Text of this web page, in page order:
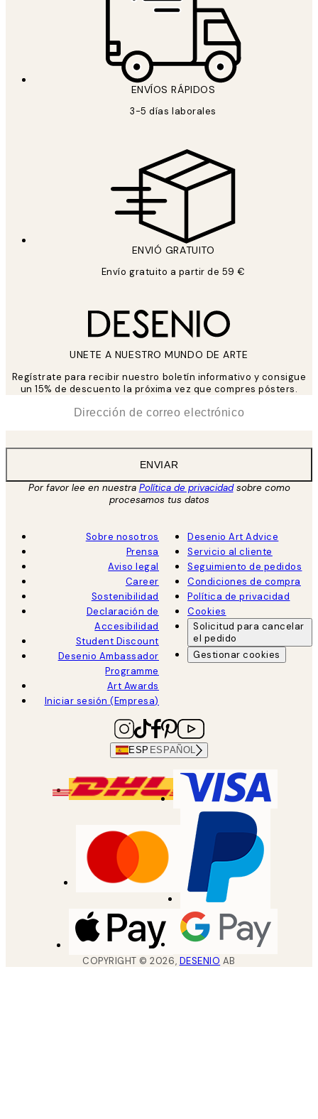
ENVÍOS RÁPIDOS
3-5 días laborales
ENVIÓ GRATUITO
Envío gratuito a partir de 59 €
UNETE A NUESTRO MUNDO DE ARTE
Regístrate para recibir nuestro boletín informativo y consigue
un 15% de descuento la próxima vez que compres pósters.
ENVIAR
Por favor lee en nuestra Política de privacidadsobre como
procesamos tus datos
Sobre nosotros
Prensa
Aviso legal
Career
Sostenibilidad
Declaración de
Accesibilidad
Student Discount
Desenio Ambassador
Programme
Art Awards
Iniciar sesión (Empresa)
Desenio Art Advice
Servicio al cliente
Seguimiento de pedidos
Condiciones de compra
Política de privacidad
Cookies
Solicitud para cancelar
el pedido
Gestionar cookies
ESP ESPAÑOL
COPYRIGHT ©2026, DESENIO AB